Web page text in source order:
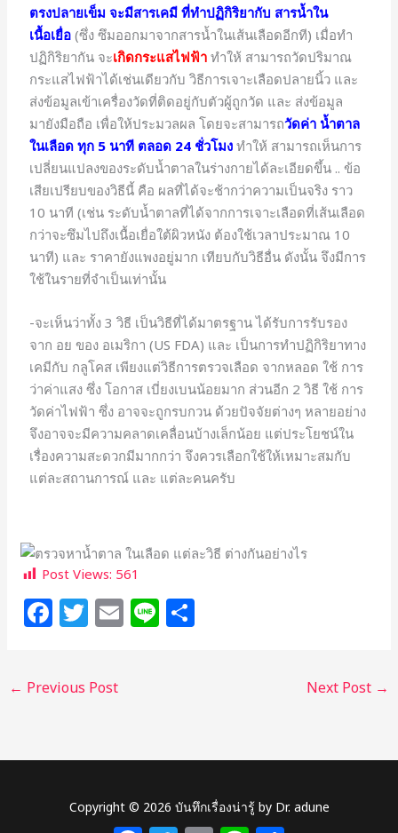
ตรงปลายเข็ม จะมีสารเคมี ที่ทำปฏิกิริยากับ สารน้ำใน
เนื้อเยื่อ (ซึ่ง ซึมออกมาจากสารน้ำในเส้นเลือดอีกที) เมื่อทำ
ปฏิกิริยากัน จะเกิดกระแสไฟฟ้า ทำให้ สามารถวัดปริมาณ
กระแสไฟฟ้าได้เช่นเดียวกับ วิธีการเจาะเลือดปลายนิ้ว และ
ส่งข้อมูลเข้าเครื่องวัดที่ติดอยู่กับตัวผู้ถูกวัด และ ส่งข้อมูล
มายังมือถือ เพื่อให้ประมวลผล โดยจะสามารถวัดค่า น้ำตาล
ในเลือด ทุก 5 นาที ตลอด 24 ชั่วโมง ทำให้ สามารถเห็นการ
เปลี่ยนแปลงของระดับน้ำตาลในร่างกายได้ละเอียดขึ้น .. ข้อ
เสียเปรียบของวิธีนี้ คือ ผลที่ได้จะช้ากว่าความเป็นจริง ราว
10 นาที (เช่น ระดับน้ำตาลที่ได้จากการเจาะเลือดที่เส้นเลือด
กว่าจะซึมไปถึงเนื้อเยื่อใต้ผิวหนัง ต้องใช้เวลาประมาณ 10
นาที) และ ราคายังแพงอยู่มาก เทียบกับวิธีอื่น ดังนั้น จึงมีการ
ใช้ในรายที่จำเป็นเท่านั้น
-จะเห็นว่าทั้ง 3 วิธี เป็นวิธีที่ได้มาตรฐาน ได้รับการรับรอง
จาก อย ของ อเมริกา (US FDA) และ เป็นการทำปฏิกิริยาทาง
เคมีกับ กลูโคส เพียงแต่วิธีการตรวจเลือด จากหลอด ใช้ การ
ว่าค่าแสง ซึ่ง โอกาส เบี่ยงเบนน้อยมาก ส่วนอีก 2 วิธี ใช้ การ
วัดค่าไฟฟ้า ซึ่ง อาจจะถูกรบกวน ด้วยปัจจัยต่างๆ หลายอย่าง
จึงอาจจะมีความคลาดเคลื่อนบ้างเล็กน้อย แต่ประโยชน์ใน
เรื่องความสะดวกมีมากกว่า จึงควรเลือกใช้ให้เหมาะสมกับ
แต่ละสถานการณ์ และ แต่ละคนครับ
Post Views: 561
F
e
o
T
e
E Li
← Previous Post Next Post →
Copyright © 2026 บันทึกเรื่องน่ารู้ by Dr. adune